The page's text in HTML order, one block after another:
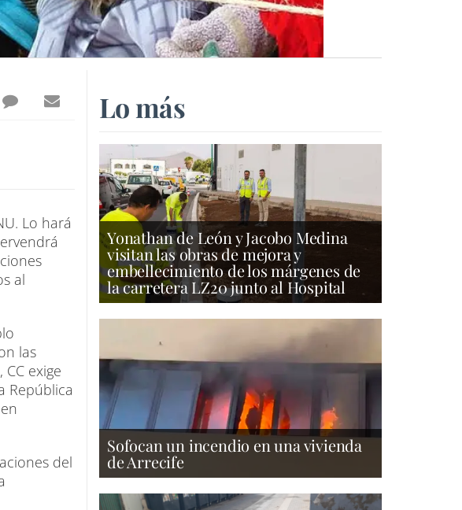
Lo hará
al
las
exige
República
del
Lo más
Yonathan de León y Jacobo Medina
visitan las obras de mejora y
embellecimiento de los márgenes de
la carretera LZ20 junto al Hospital
Sofocan un incendio en una vivienda
de Arrecife